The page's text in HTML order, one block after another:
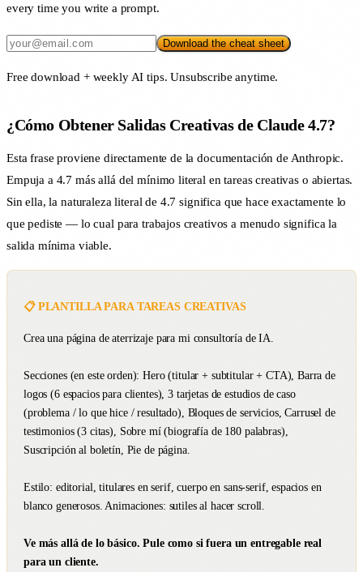
every time you write a prompt.
Download the cheat sheet
Free download + weekly AI tips. Unsubscribe anytime.
¿Cómo Obtener Salidas Creativas de Claude 4.7?
Esta frase proviene directamente de la documentación de Anthropic.
Empuja a 4.7 más allá del mínimo literal en tareas creativas o abiertas.
Sin ella, la naturaleza literal de 4.7 significa que hace exactamente lo
que pediste — lo cual para trabajos creativos a menudo significa la
salida mínima viable.
📋 PLANTILLA PARA TAREAS CREATIVAS
Crea una página de aterrizaje para mi consultoría de IA.
Secciones (en este orden): Hero (titular + subtitular + CTA), Barra de
logos (6 espacios para clientes), 3 tarjetas de estudios de caso
(problema / lo que hice / resultado), Bloques de servicios, Carrusel de
testimonios (3 citas), Sobre mí (biografía de 180 palabras),
Suscripción al boletín, Pie de página.
Estilo: editorial, titulares en serif, cuerpo en sans-serif, espacios en
blanco generosos. Animaciones: sutiles al hacer scroll.
Ve más allá de lo básico. Pule como si fuera un entregable real
para un cliente.